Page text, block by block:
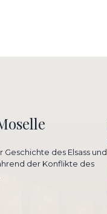
des Elsass und
der Konflikte des